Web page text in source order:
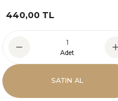
440,00 TL
Adet
SATIN AL